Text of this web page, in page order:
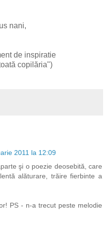
nani,
de inspiratie
copilăria")
2011 la 12:09
şi o poezie deosebită, care
alăturare, trăire fierbinte a
PS - n-a trecut peste melodie